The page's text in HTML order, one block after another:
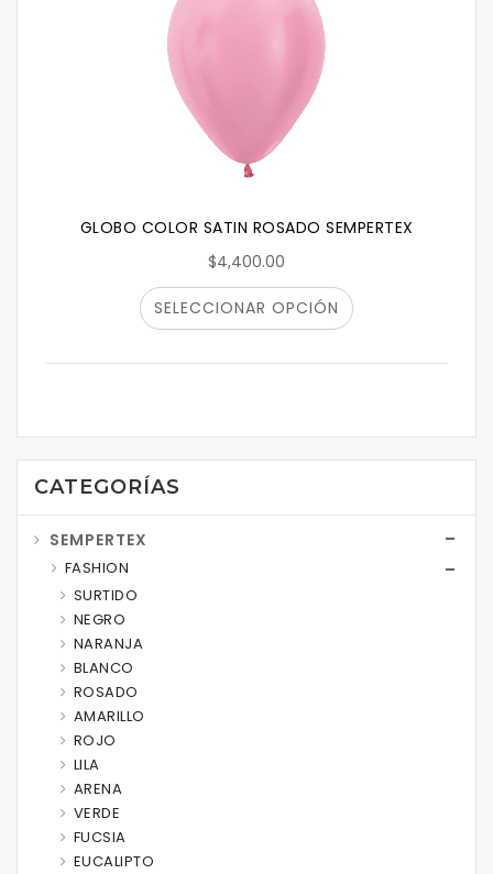
GLOBO COLOR SATIN ROSADO SEMPERTEX
$4,400.00
SELECCIONAR OPCIÓN
CATEGORÍAS
SEMPERTEX
FASHION
SURTIDO
NEGRO
NARANJA
BLANCO
ROSADO
AMARILLO
ROJO
LILA
ARENA
VERDE
FUCSIA
EUCALIPTO